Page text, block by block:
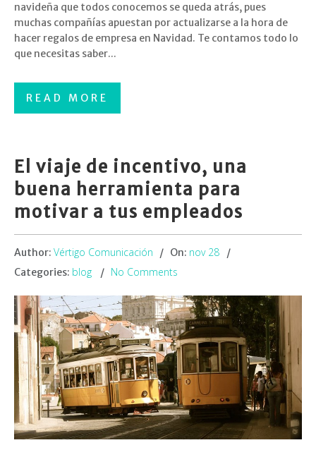
navideña que todos conocemos se queda atrás, pues
muchas compañías apuestan por actualizarse a la hora de
hacer regalos de empresa en Navidad. Te contamos todo lo
que necesitas saber...
READ MORE
El viaje de incentivo, una
buena herramienta para
motivar a tus empleados
Author: Vértigo Comunicación On: nov 28
Categories: blog No Comments